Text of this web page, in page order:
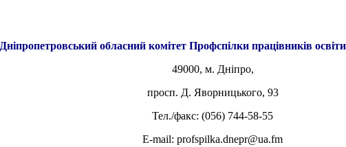
Дніпропетровський обласний комітет Профспілки працівників
49000, м. Дніпро,
просп. Д. Яворницького, 93
Тел./факс: (056) 744-58-55
E-mail: profspilka.dnepr@ua.fm